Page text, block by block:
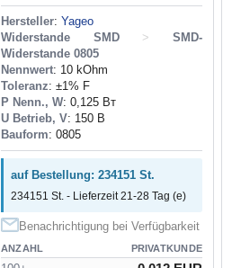
Hersteller: Yageo
Widerstande SMD
>
SMD-
Widerstande 0805
Nennwert: 10 kOhm
Toleranz: ±1% F
P Nenn., W: 0,125 Вт
U Betrieb, V: 150 В
Bauform: 0805
auf Bestellung: 234151 St.
234151 St. - Lieferzeit 21-28 Tag (e)
Benachrichtigung bei Verfügbarkeit
ANZAHL PRIVATKUNDE